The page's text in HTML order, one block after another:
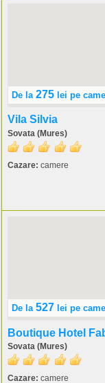
De la 275 lei pe
Vila Silvia
Sovata (Mures)
Cazare: camere
De la 527 lei pe
Boutique Hotel
Sovata (Mures)
Cazare: camere